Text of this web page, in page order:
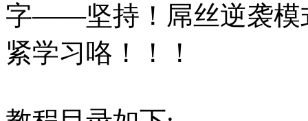
字——坚持！屌丝逆袭模
紧学习咯！！！